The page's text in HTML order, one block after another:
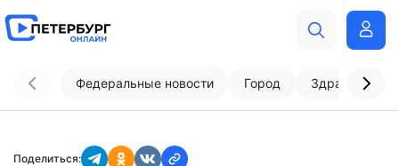
Федеральные новости Город
Поделиться: